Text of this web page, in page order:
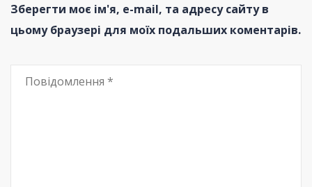
Зберегти моє ім'я, e-mail, та адресу сайту в
цьому браузері для моїх подальших коментарів.